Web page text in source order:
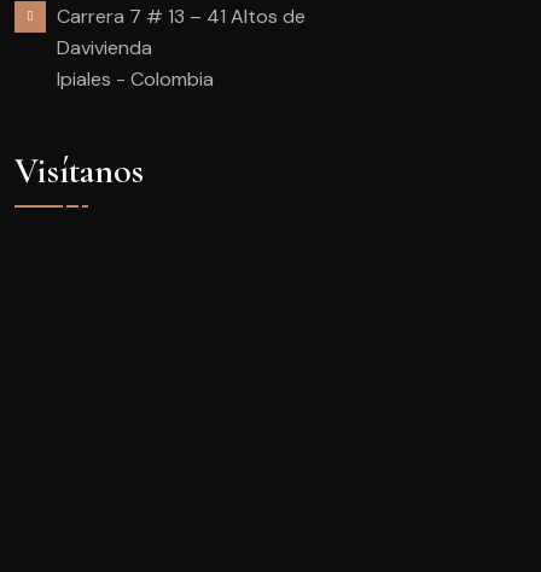
Carrera 7 # 13 – 41 Altos de
Davivienda
Ipiales - Colombia
Visítanos